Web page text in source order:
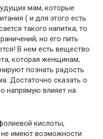
мам, которые
( и для этого есть
такого напитка, то
но его пить
В нем есть вещество
которая женщинам,
познать радость
Достаточно сказать о
напрямую влияет на
кислоты,
имеют возможности